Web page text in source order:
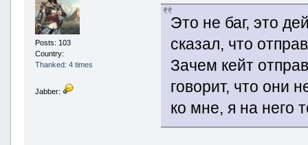
Posts: 103
Country:
Thanked: 4 times
Jabber:
Это не баг, это
сказал, что
Зачем кейт
говорит, что они
ко мне, я на него